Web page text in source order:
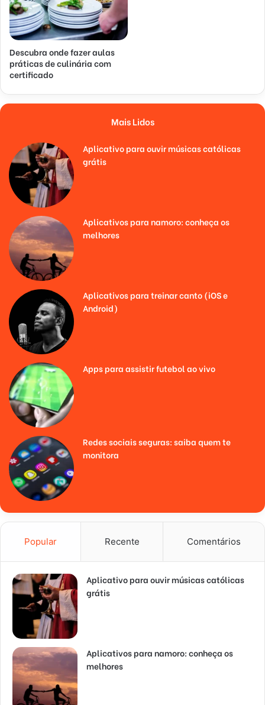
Descubra onde fazer aulas
práticas de culinária com
certificado
Mais Lidos
Aplicativo para ouvir músicas católicas
grátis
Aplicativos para namoro: conheça os
melhores
Aplicativos para treinar canto (iOS e
Android)
Apps para assistir futebol ao vivo
Redes sociais seguras: saiba quem te
monitora
Popular Recente Comentários
Aplicativo para ouvir músicas católicas
grátis
Aplicativos para namoro: conheça os
melhores